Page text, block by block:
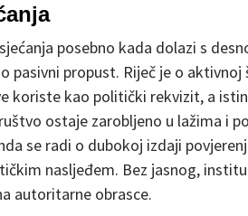
posebno kada dolazi s
pasivni propust. Riječ je o
koriste kao politički rekvizit, a
ostaje zarobljeno u lažima i
se radi o dubokoj izdaji
nasljeđem. Bez jasnog,
autoritarne obrasce.